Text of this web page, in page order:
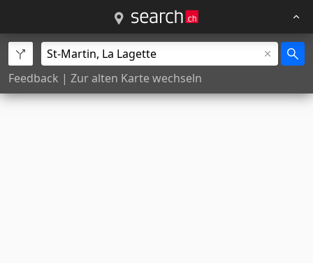
Feedback | Zur alten Karte wechseln